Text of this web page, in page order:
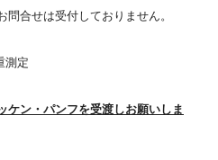
問合せは受付しておりません。
測定
ケン・パンフを受渡しお願いしま